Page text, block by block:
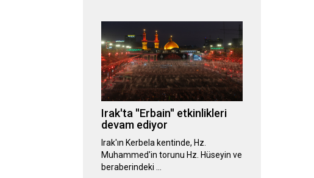
Irak'ta ''Erbain'' etkinlikleri
devam ediyor
Irak'ın Kerbela kentinde, Hz.
Muhammed'in torunu Hz. Hüseyin ve
beraberindeki …